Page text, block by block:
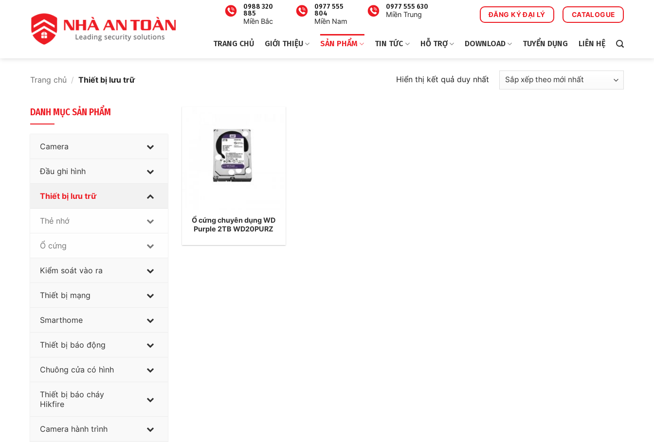
0988 320
885
Miền Bắc
0977 555
804
Miền Nam
0977 555 630
Miền Trung
ĐĂNG KÝ ĐẠI LÝ CATALOGUE
TRANG CHỦ GIỚI THIỆU SẢN PHẨM TIN TỨC HỖ TRỢ DOWNLOAD TUYỂN DỤNG LIÊN HỆ
Trang chủ / Thiết bị lưu trữ Hiển thị kết quả duy nhất
DANH MỤC SẢN PHẨM
Camera
Đầu ghi hình
Thiết bị lưu trữ
Thẻ nhớ
Ổ cứng
Kiểm soát vào ra
Thiết bị mạng
Smarthome
Thiết bị báo động
Chuông cửa có hình
Thiết bị báo cháy
Hikfire
Camera hành trình
Ổ cứng chuyên dụng WD
Purple 2TB WD20PURZ